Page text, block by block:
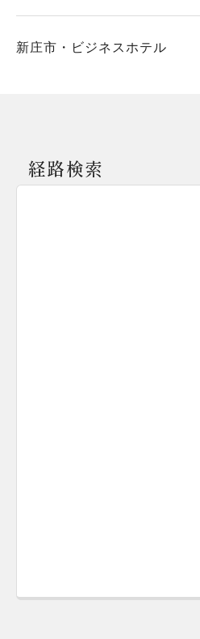
新庄市・ビジネスホテル
経路検索